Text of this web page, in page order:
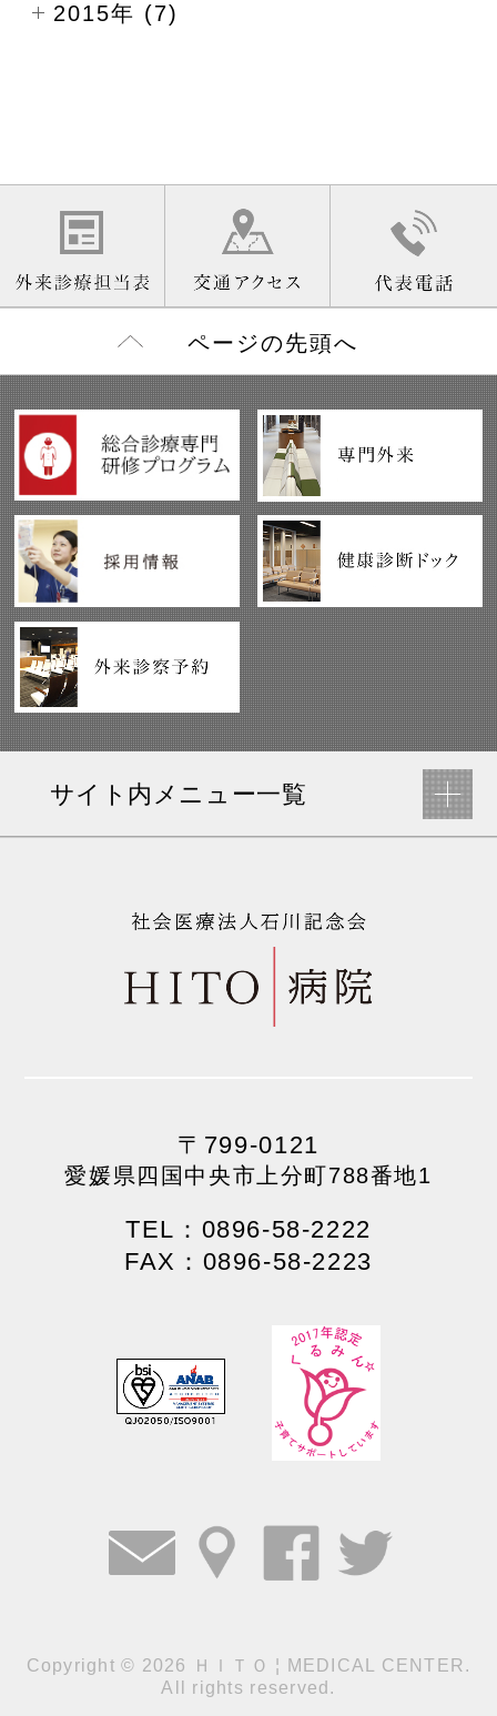
2015年 (7)
ページの先頭へ
サイト内メニュー一覧
〒799-0121
愛媛県四国中央市上分町788番地1
TEL：0896-58-2222
FAX：0896-58-2223
Copyright© 2026 ＨＩＴＯ ¦ MEDICAL CENTER.
All rights reserved.